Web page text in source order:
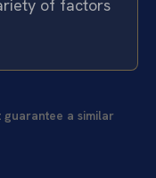
of factors
guarantee a similar